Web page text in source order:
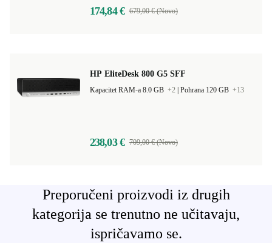
174,84 € 679,00 € (Novo)
HP EliteDesk 800 G5 SFF
Kapacitet RAM-a 8.0 GB +2 Pohrana 120 GB +13
238,03 € 709,00 € (Novo)
Preporučeni proizvodi iz drugih
kategorija se trenutno ne učitavaju,
ispričavamo se.